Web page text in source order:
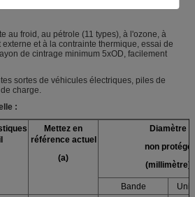
au froid, au pétrole (11 types), à l'ozone, à
et à la contrainte thermique, essai de
de cintrage minimum 5xOD, facilement
sortes de véhicules électriques, piles de
charge.
:
Mettez en
référence actuel
(a)
Diamètre
non protégé
(millimètre)
Bande